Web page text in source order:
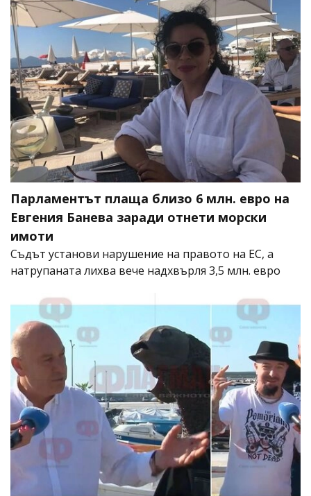
Парламентът плаща близо 6 млн. евро на
Евгения Банева заради отнети морски
имоти
Съдът установи нарушение на правото на ЕС, а
натрупаната лихва вече надхвърля 3,5 млн. евро